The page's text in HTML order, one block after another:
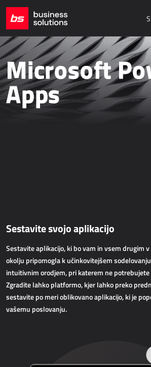
Dynamics 365 Marketing
Digitalni marketing
Spletne strani Umbraco
Kreativne rešitve
KLASIČNA PRODAJA
Dynamics 365 Business Central
AllForWeb
Pospeševanje spletne prodaje
SPLETNE APLIKACIJE
AllForEcommerce
AllForWeb
Microsoft
Apps
Sestavite svojo aplikacijo
Sestavite aplikacijo, ki bo vam in vsem drugim
okolju pripomogla k učinkovitejšem
intuitivnim orodjem, pri katerem ne
Zgradite lahko platformo, kjer lahko preko
sestavite po meri oblikovano aplikacijo, ki je
vašemu poslovanju.